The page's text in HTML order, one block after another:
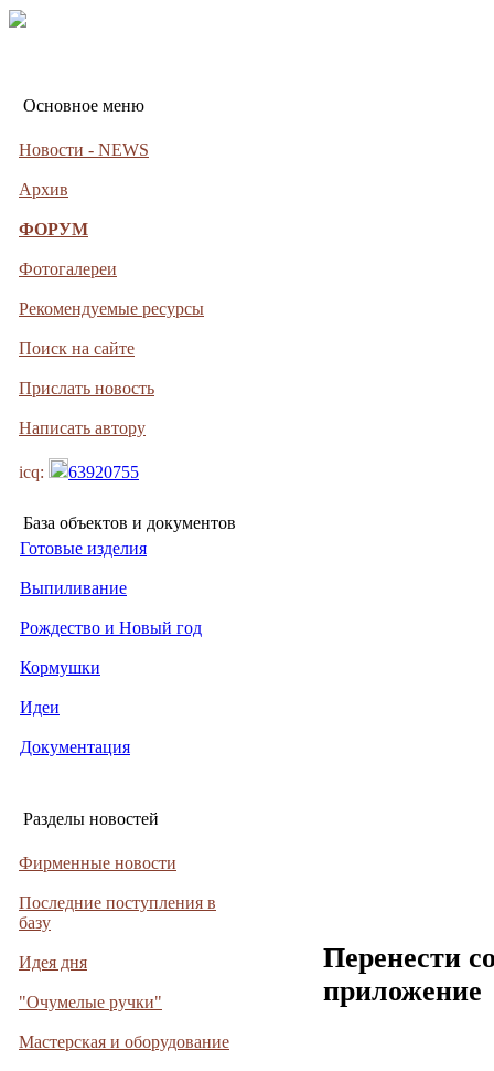
Основное меню
Новости - NEWS
Архив
ФОРУМ
Фотогалереи
Рекомендуемые ресурсы
Поиск на сайте
Прислать новость
Написать автору
icq: 63920755
База объектов и документов
Готовые изделия
Выпиливание
Рождество и Новый год
Кормушки
Идеи
Документация
Разделы новостей
Фирменные новости
Последние поступления в
базу
Идея дня
"Очумелые ручки"
Мастерская и оборудование
Перенести
приложение